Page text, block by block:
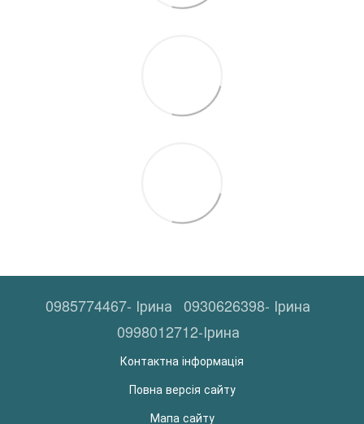
0985774467- Ірина 0930626398- Ірина
0998012712-Ірина
Контактна інформація
Повна версія сайту
Мапа сайту